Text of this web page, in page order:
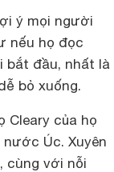
ý mọi người
nếu họ đọc
bắt đầu, nhất là
bỏ xuống.
Cleary của họ
Úc. Xuyên
cùng với nỗi